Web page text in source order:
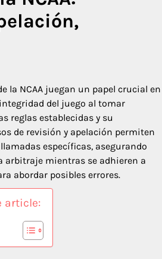
la NCAA juegan un papel crucial en
del juego al tomar
reglas establecidas y su
de revisión y apelación permiten
específicas, asegurando
arbitraje mientras se adhieren a
abordar posibles errores.
article: